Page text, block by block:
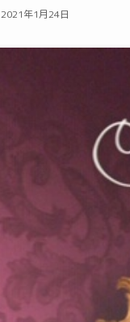
2021年1月24日